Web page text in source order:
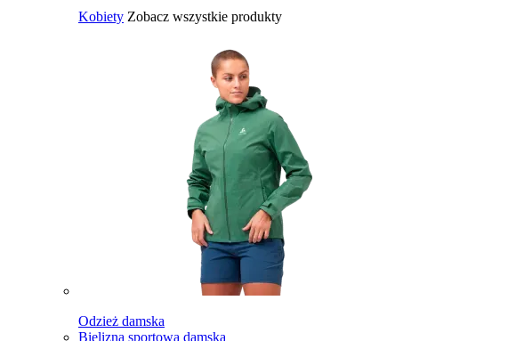
Kobiety Zobacz wszystkie produkty
Odzież damska
Bielizna sportowa damska